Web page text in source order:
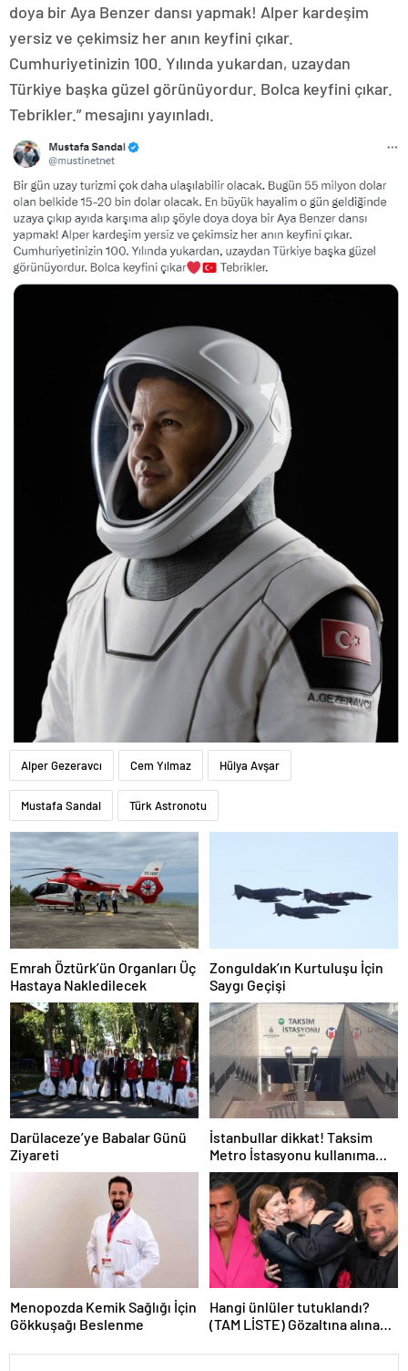
doya bir Aya Benzer dansı yapmak! Alper kardeşim
yersiz ve çekimsiz her anın keyfini çıkar.
Cumhuriyetinizin 100. Yılında yukardan, uzaydan
Türkiye başka güzel görünüyordur. Bolca keyfini çıkar.
Tebrikler.” mesajını yayınladı.
Alper Gezeravcı Cem Yılmaz Hülya Avşar
Mustafa Sandal Türk Astronotu
Emrah Öztürk’ün Organları Üç
Hastaya Nakledilecek
Zonguldak’ın Kurtuluşu İçin
Saygı Geçişi
Darülaceze’ye Babalar Günü
Ziyareti
İstanbullar dikkat! Taksim
Metro İstasyonu kullanıma
kapatıldı
Menopozda Kemik Sağlığı İçin
Gökkuşağı Beslenme
Hangi ünlüler tutuklandı?
(TAM LİSTE) Gözaltına alınan
tutuklandı?